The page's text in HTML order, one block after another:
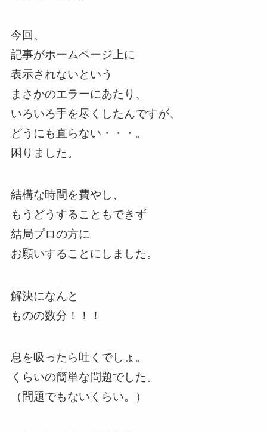
今回、
記事がホームページ上に
表示されないという
まさかのエラーにあたり、
いろいろ手を尽くしたんですが、
どうにも直らない・・・。
困りました。
結構な時間を費やし、
もうどうすることもできず
結局プロの方に
お願いすることにしました。
解決になんと
ものの数分！！！
息を吸ったら吐くでしょ。
くらいの簡単な問題でした。
（問題でもないくらい。）